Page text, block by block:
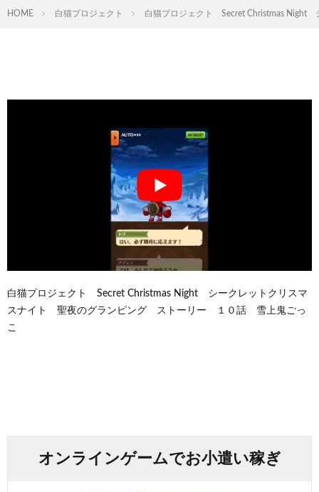
HOME 白猫プロジェクト 白猫プロジェクト Secret Christmas
白猫プロジェクト Secret Christmas Night シークレットクリスマ
スナイト 聖夜のグランピング ストーリー １０話 雪上鬼ごっ
こ
オンラインゲームでお小遣い稼ぎ